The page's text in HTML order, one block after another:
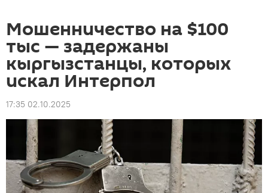
Мошенничество на $100
тыс — задержаны
кыргызстанцы, которых
искал Интерпол
17:35 02.10.2025